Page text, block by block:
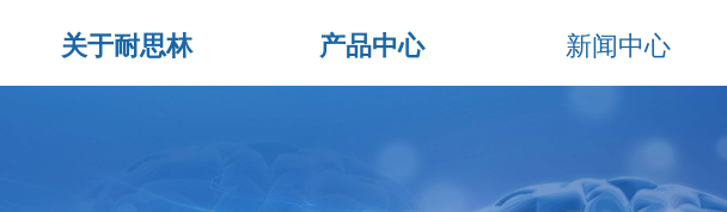
关于耐思林 产品中心 新闻中心